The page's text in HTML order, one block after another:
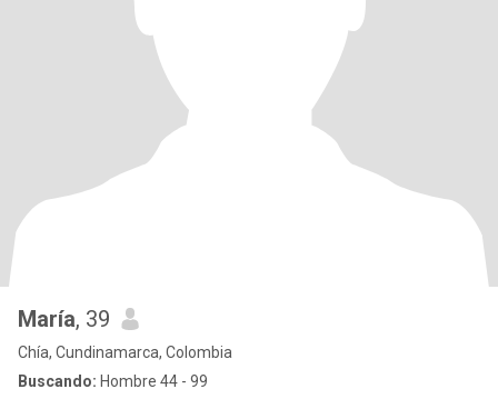
María, 39
Chía, Cundinamarca, Colombia
Buscando: Hombre 44 - 99